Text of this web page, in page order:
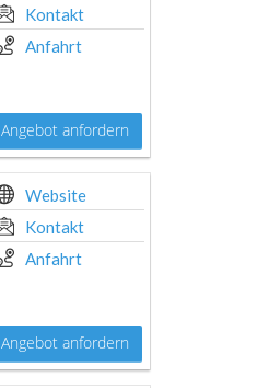
Kontakt
Anfahrt
Angebot anfordern
Website
Kontakt
Anfahrt
Angebot anfordern